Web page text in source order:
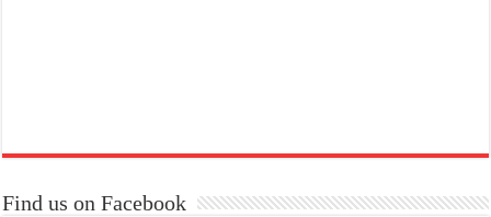
Find us on Facebook